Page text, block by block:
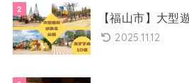
【福山市】大型
2025.11.12